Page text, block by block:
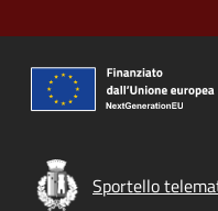
Sportello